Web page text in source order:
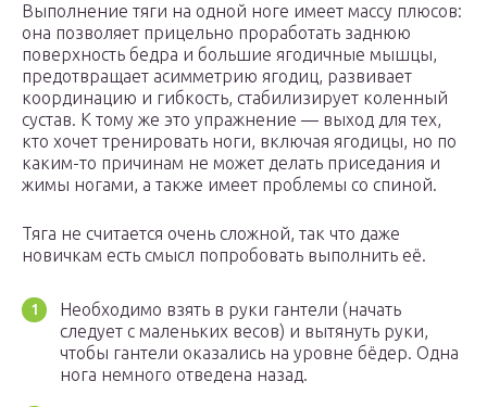
Выполнение тяги на одной ноге имеет массу плюсов:
она позволяет прицельно проработать заднюю
поверхность бедра и большие ягодичные мышцы,
предотвращает асимметрию ягодиц, развивает
координацию и гибкость, стабилизирует коленный
сустав. К тому же это упражнение — выход для тех,
кто хочет тренировать ноги, включая ягодицы, но по
каким-то причинам не может делать приседания и
жимы ногами, а также имеет проблемы со спиной.
Тяга не считается очень сложной, так что даже
новичкам есть смысл попробовать выполнить её.
Необходимо взять в руки гантели (начать
следует с маленьких весов) и вытянуть руки,
чтобы гантели оказались на уровне бёдер. Одна
нога немного отведена назад.